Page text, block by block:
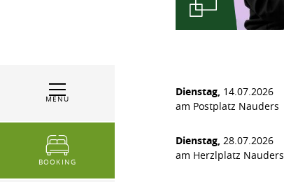
MENU
BOOKING
Dienstag, 14.07.2026
am Postplatz Nauders
Dienstag, 28.07.2026
am Herzlplatz Nauders